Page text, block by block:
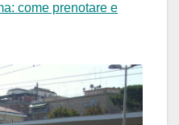
come prenotare e